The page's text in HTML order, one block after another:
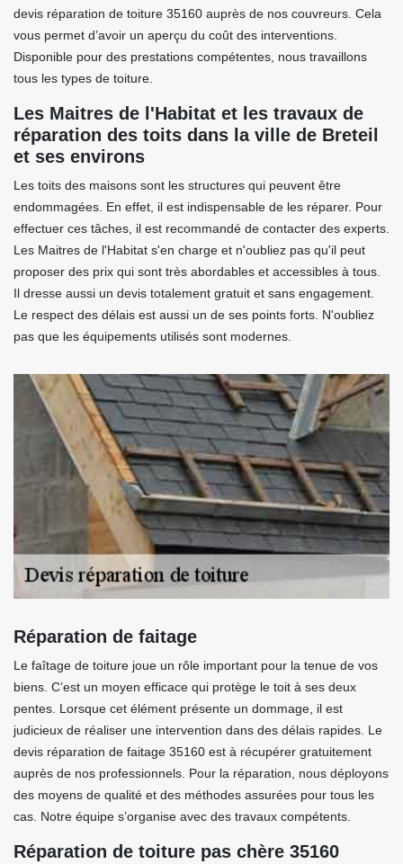
devis réparation de toiture 35160 auprès de nos couvreurs. Cela
vous permet d’avoir un aperçu du coût des interventions.
Disponible pour des prestations compétentes, nous travaillons
tous les types de toiture.
Les Maitres de l'Habitat et les travaux de
réparation des toits dans la ville de Breteil
et ses environs
Les toits des maisons sont les structures qui peuvent être
endommagées. En effet, il est indispensable de les réparer. Pour
effectuer ces tâches, il est recommandé de contacter des experts.
Les Maitres de l'Habitat s'en charge et n'oubliez pas qu'il peut
proposer des prix qui sont très abordables et accessibles à tous.
Il dresse aussi un devis totalement gratuit et sans engagement.
Le respect des délais est aussi un de ses points forts. N'oubliez
pas que les équipements utilisés sont modernes.
Réparation de faitage
Le faîtage de toiture joue un rôle important pour la tenue de vos
biens. C’est un moyen efficace qui protège le toit à ses deux
pentes. Lorsque cet élément présente un dommage, il est
judicieux de réaliser une intervention dans des délais rapides. Le
devis réparation de faitage 35160 est à récupérer gratuitement
auprès de nos professionnels. Pour la réparation, nous déployons
des moyens de qualité et des méthodes assurées pour tous les
cas. Notre équipe s’organise avec des travaux compétents.
Réparation de toiture pas chère 35160